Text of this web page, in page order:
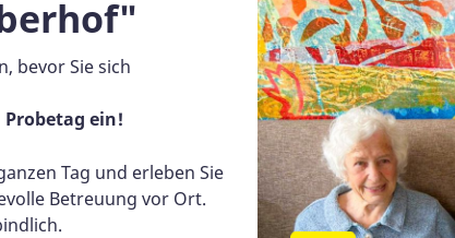
bevor Sie sich
ein!
Tag und erleben Sie
Betreuung vor Ort.